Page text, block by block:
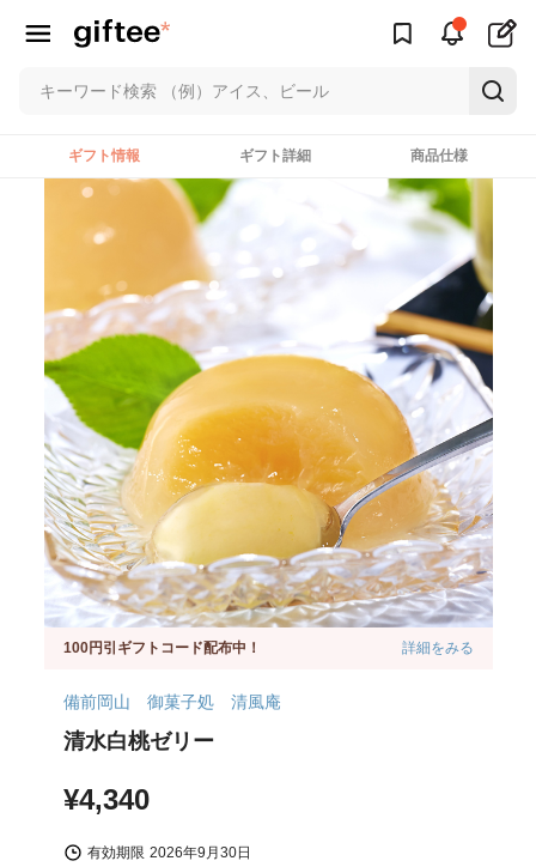
ギフト情報 ギフト詳細 商品仕様
100円引ギフトコード配布中！ 詳細をみる
備前岡山 御菓子処 清風庵
清水白桃ゼリー
¥4,340
有効期限 2026年9月30日